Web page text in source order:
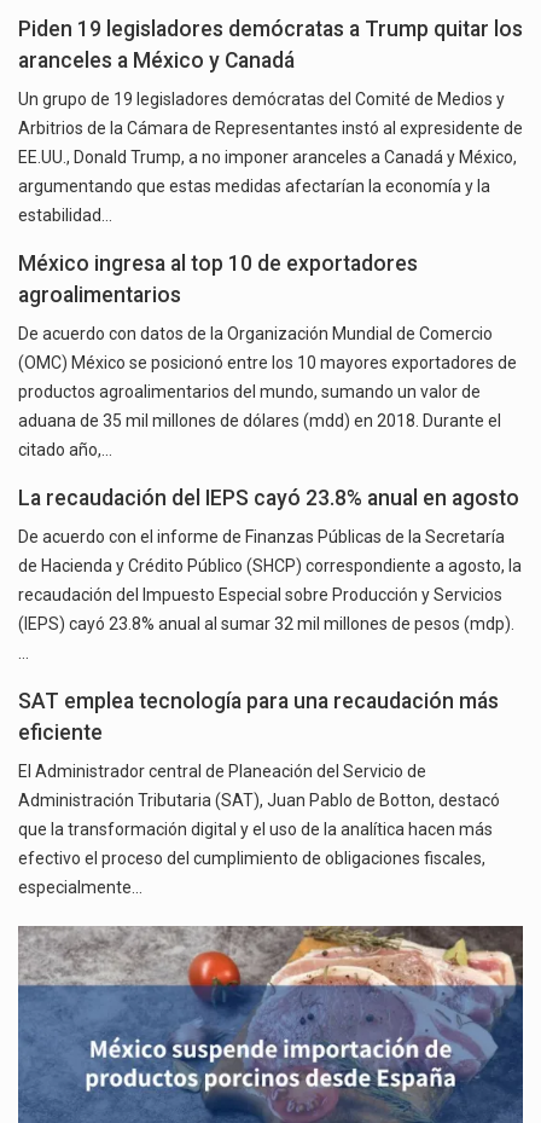
Piden 19 legisladores demócratas a Trump quitar los
aranceles a México y Canadá
Un grupo de 19 legisladores demócratas del Comité de Medios y
Arbitrios de la Cámara de Representantes instó al expresidente de
EE.UU., Donald Trump, a no imponer aranceles a Canadá y México,
argumentando que estas medidas afectarían la economía y la
estabilidad…
México ingresa al top 10 de exportadores
agroalimentarios
De acuerdo con datos de la Organización Mundial de Comercio
(OMC) México se posicionó entre los 10 mayores exportadores de
productos agroalimentarios del mundo, sumando un valor de
aduana de 35 mil millones de dólares (mdd) en 2018. Durante el
citado año,…
La recaudación del IEPS cayó 23.8% anual en agosto
De acuerdo con el informe de Finanzas Públicas de la Secretaría
de Hacienda y Crédito Público (SHCP) correspondiente a agosto, la
recaudación del Impuesto Especial sobre Producción y Servicios
(IEPS) cayó 23.8% anual al sumar 32 mil millones de pesos (mdp).
SAT emplea tecnología para una recaudación más
eficiente
El Administrador central de Planeación del Servicio de
Administración Tributaria (SAT), Juan Pablo de Botton, destacó
que la transformación digital y el uso de la analítica hacen más
efectivo el proceso del cumplimiento de obligaciones fiscales,
especialmente…